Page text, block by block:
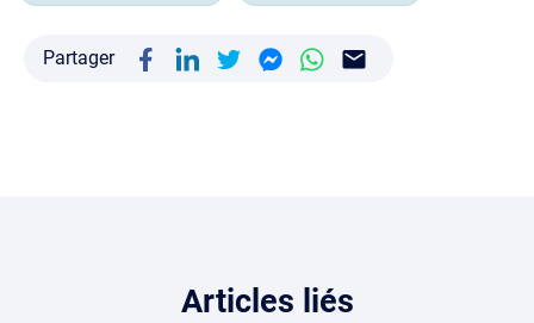
Partager
Articles liés